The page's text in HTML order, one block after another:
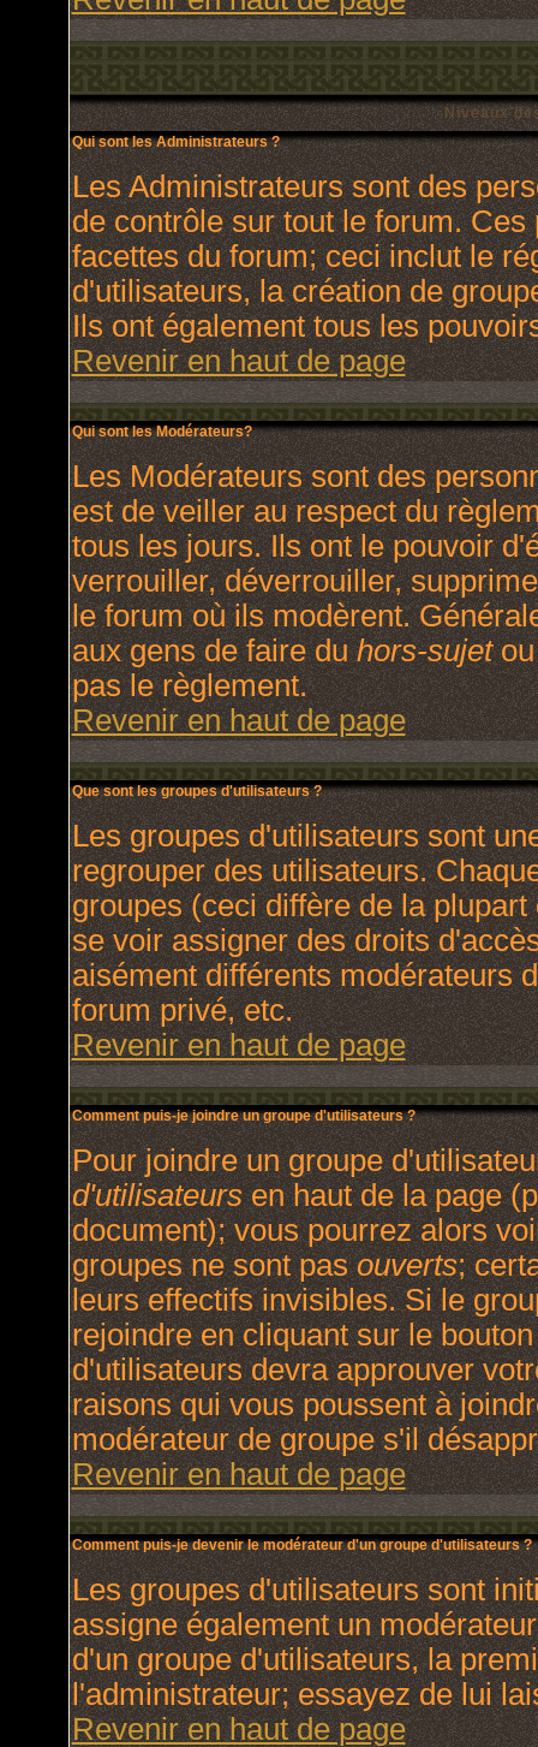
Niveaux
Qui sont les Administrateurs ?
Les Administrateurs sont des
de contrôle sur tout le forum.
facettes du forum; ceci inclut le
d'utilisateurs, la création de
Ils ont également tous les
Revenir en haut de page
Qui sont les Modérateurs?
Les Modérateurs sont des
est de veiller au respect du
tous les jours. Ils ont le pouvoir
verrouiller, déverrouiller,
le forum où ils modèrent.
aux gens de faire duhors-sujetou
pas le règlement.
Revenir en haut de page
Que sont les groupes d'utilisateurs ?
Les groupes d'utilisateurs sont
regrouper des utilisateurs.
groupes (ceci diffère de la
se voir assigner des droits
aisément différents modérateurs
forum privé, etc.
Revenir en haut de page
Comment puis-je joindre un groupe d'utilisateurs ?
Pour joindre un groupe
d'utilisateursen haut de la page
document); vous pourrez alors
groupes ne sont pasouverts;
leurs effectifs invisibles. Si le
rejoindre en cliquant sur le
d'utilisateurs devra approuver
raisons qui vous poussent à
modérateur de groupe s'il
Revenir en haut de page
Comment puis-je devenir le modérateur d'un groupe d'utilisateurs ?
Les groupes d'utilisateurs sont
assigne également un
d'un groupe d'utilisateurs, la
l'administrateur; essayez de lui
Revenir en haut de page